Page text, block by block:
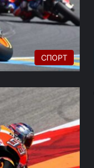
СПОРТ